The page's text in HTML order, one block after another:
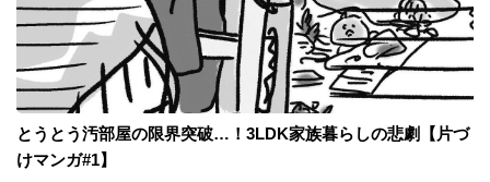
とうとう汚部屋の限界突破…！3LDK家族暮らしの悲劇【片づ
けマンガ#1】